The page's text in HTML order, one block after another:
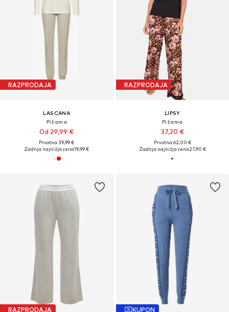
RAZPRODAJA
LASCANA
Pižama
Od 29,99 €
Prvotno: 39,99 €
Zadnja najnižja cena19,99 €
RAZPRODAJA
LIPSY
Pižama
37,20 €
Prvotno: 62,00 €
Zadnja najnižja cena27,90 €
RAZPRODAJA KUPON